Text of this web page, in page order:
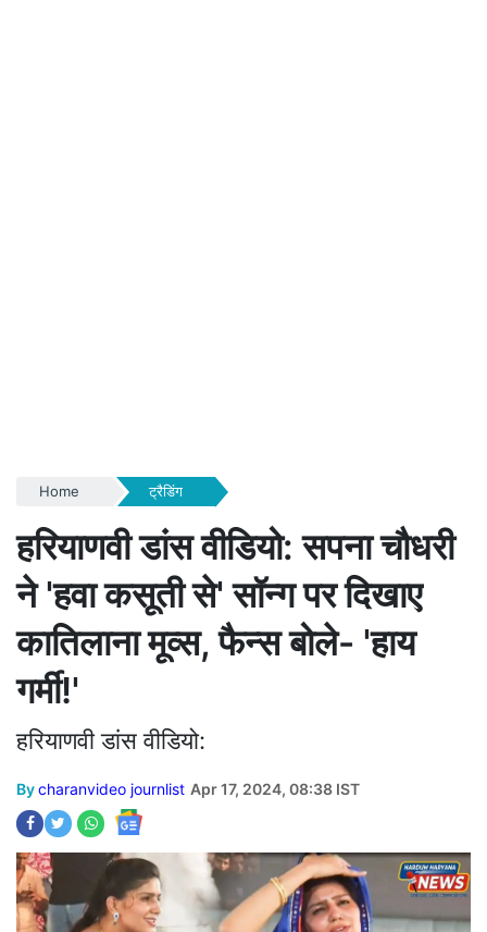
Home ट्रैडिंग
हरियाणवी डांस वीडियो: सपना चौधरी
ने 'हवा कसूती से' सॉन्ग पर दिखाए
कातिलाना मूव्स, फैन्स बोले- 'हाय
गर्मी!'
हरियाणवी डांस वीडियो:
Bycharanvideo journlist Apr 17, 2024, 08:38 IST